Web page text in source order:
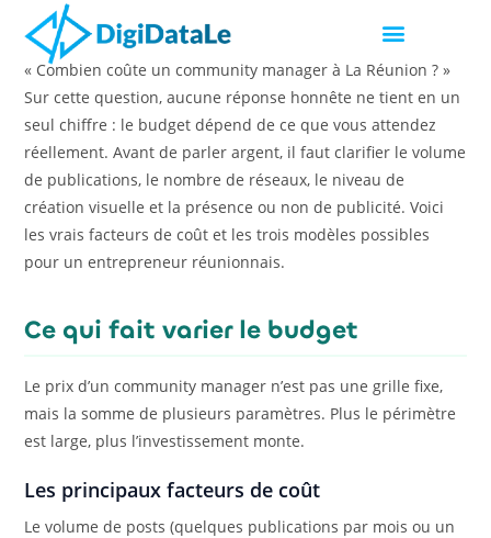
« Combien coûte un community manager à La Réunion ? »
Sur cette question, aucune réponse honnête ne tient en un
seul chiffre : le budget dépend de ce que vous attendez
réellement. Avant de parler argent, il faut clarifier le volume
de publications, le nombre de réseaux, le niveau de
création visuelle et la présence ou non de publicité. Voici
les vrais facteurs de coût et les trois modèles possibles
pour un entrepreneur réunionnais.
Ce qui fait varier le budget
Le prix d’un community manager n’est pas une grille fixe,
mais la somme de plusieurs paramètres. Plus le périmètre
est large, plus l’investissement monte.
Les principaux facteurs de coût
Le volume de posts (quelques publications par mois ou un